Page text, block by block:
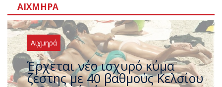
ΑΙΧΜΗΡΆ
Αιχμηρά
Άφαντος ο Τσίπρας… την ώρα
που η χώρα καίγεται